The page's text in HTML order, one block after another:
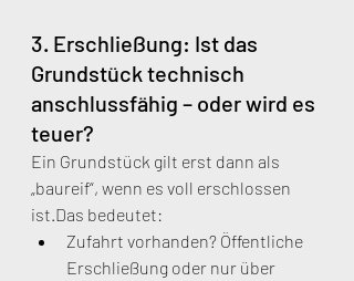
3. Erschließung: Ist das
Grundstück technisch
anschlussfähig – oder wird es
teuer?
Ein Grundstück gilt erst dann als
„baureif“, wenn es voll erschlossen
ist.Das bedeutet:
Zufahrt vorhanden? Öffentliche
Erschließung oder nur über